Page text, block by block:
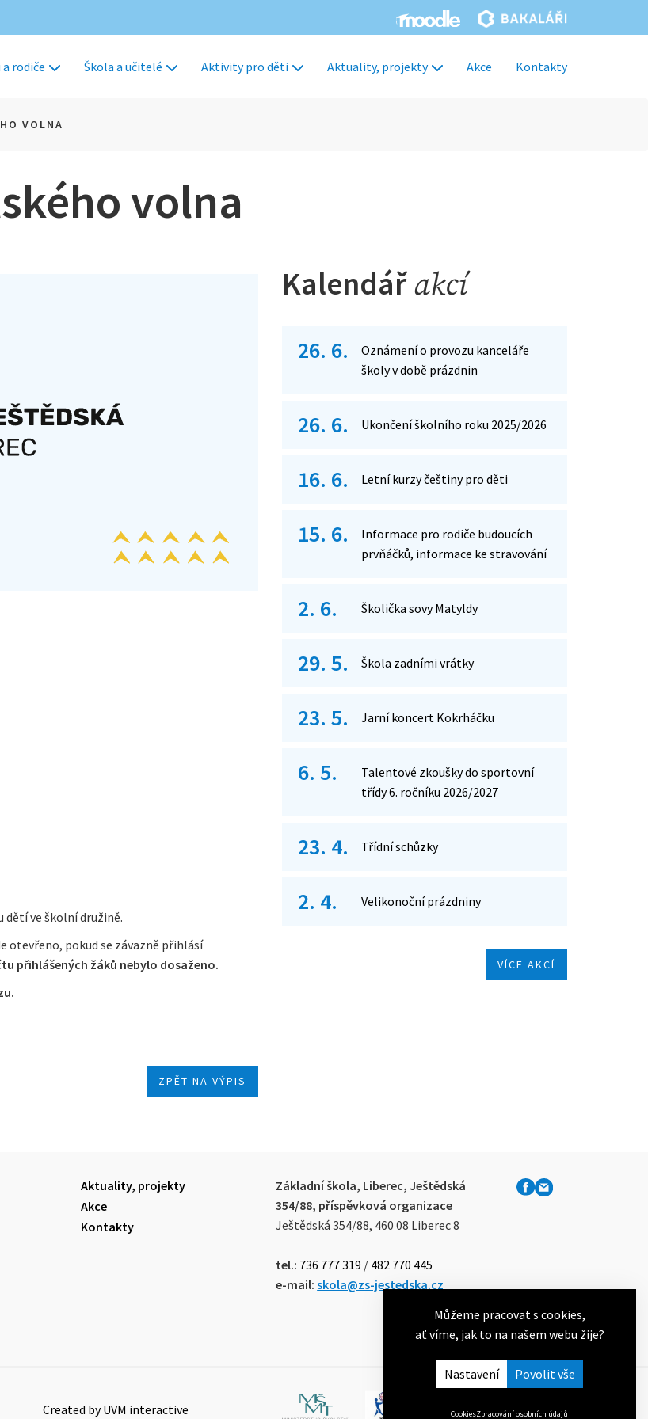
a rodiče Škola a učitelé Aktivity pro děti Aktuality, projekty Akce Kontakty
Můžeme pracovat s cookies,
ať víme, jak to na našem webu žije?
Nastavení
CookiesZpracování osobních údajů
VOLNA
volna
ve školní družině.
otevřeno, pokud se závazně přihlásí
přihlášených žáků nebylo dosaženo.
ZPĚT NA VÝPIS
Kalendářakcí
26. 6.
Oznámení o provozu kanceláře
školy v době prázdnin
26. 6. Ukončení školního roku 2025/2026
16. 6. Letní kurzy češtiny pro děti
15. 6.
Informace pro rodiče budoucích
prvňáčků, informace ke stravování
2. 6. Školička sovy Matyldy
29. 5. Škola zadními vrátky
23. 5. Jarní koncert Kokrháčku
6. 5.
Talentové zkoušky do sportovní
třídy 6. ročníku 2026/2027
23. 4. Třídní schůzky
2. 4. Velikonoční prázdniny
VÍCE AKCÍ
Aktuality, projekty
Akce
Kontakty
Základní škola, Liberec, Ještědská
354/88, příspěvková organizace
Ještědská 354/88, 460 08 Liberec 8
tel.: 736 777 319 / 482 770 445
e-mail: skola@zs-jestedska.cz
Created by UVM interactive